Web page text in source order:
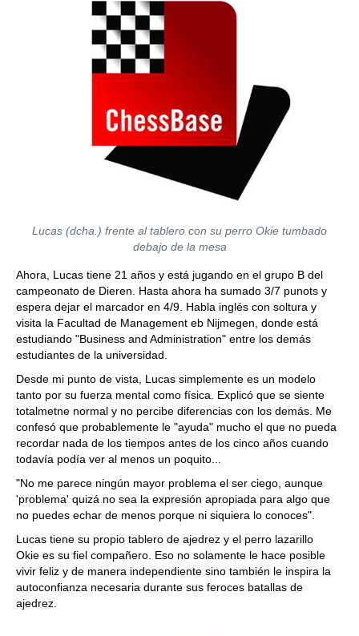
Lucas (dcha.) frente al tablero con su perro Okie tumbado
debajo de la mesa
Ahora, Lucas tiene 21 años y está jugando en el grupo B del
campeonato de Dieren. Hasta ahora ha sumado 3/7 punots y
espera dejar el marcador en 4/9. Habla inglés con soltura y
visita la Facultad de Management eb Nijmegen, donde está
estudiando "Business and Administration" entre los demás
estudiantes de la universidad.
Desde mi punto de vista, Lucas simplemente es un modelo
tanto por su fuerza mental como física. Explicó que se siente
totalmetne normal y no percibe diferencias con los demás. Me
confesó que probablemente le "ayuda" mucho el que no pueda
recordar nada de los tiempos antes de los cinco años cuando
todavía podía ver al menos un poquito...
"No me parece ningún mayor problema el ser ciego, aunque
'problema' quizá no sea la expresión apropiada para algo que
no puedes echar de menos porque ni siquiera lo conoces".
Lucas tiene su propio tablero de ajedrez y el perro lazarillo
Okie es su fiel compañero. Eso no solamente le hace posible
vivir feliz y de manera independiente sino también le inspira la
autoconfianza necesaria durante sus feroces batallas de
ajedrez.